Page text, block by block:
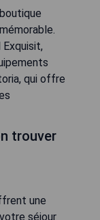
qui offre
trouver
une
séjour